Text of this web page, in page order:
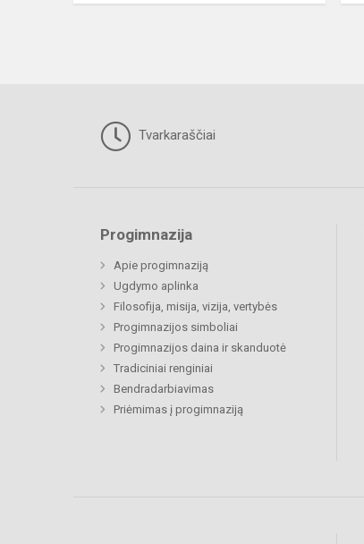
Tvarkaraščiai
Progimnazija
Apie progimnaziją
Ugdymo aplinka
Filosofija, misija, vizija, vertybės
Progimnazijos simboliai
Progimnazijos daina ir skanduotė
Tradiciniai renginiai
Bendradarbiavimas
Priėmimas į progimnaziją